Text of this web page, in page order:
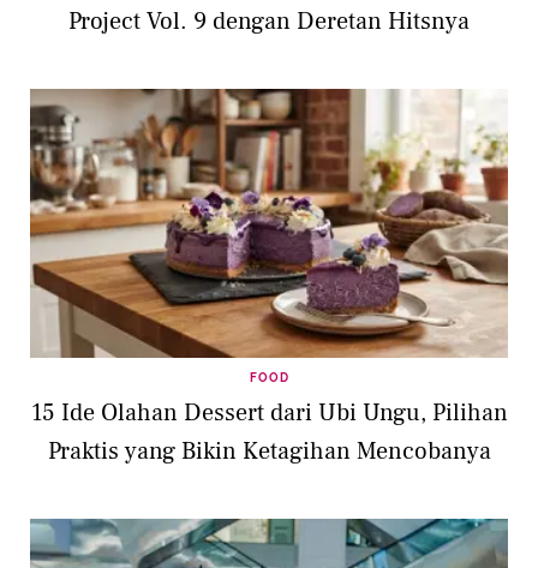
Project Vol. 9 dengan Deretan Hitsnya
FOOD
15 Ide Olahan Dessert dari Ubi Ungu, Pilihan
Praktis yang Bikin Ketagihan Mencobanya